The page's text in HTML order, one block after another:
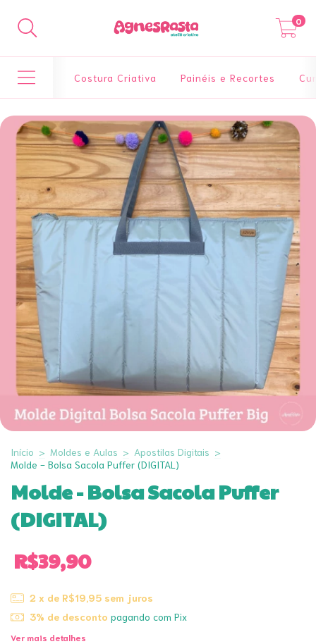
0
Costura Criativa Painéis e Recortes
Início > Moldes e Aulas > Apostilas Digitais >
Molde - Bolsa Sacola Puffer (DIGITAL)
Molde - Bolsa Sacola Puffer
(DIGITAL)
R$39,90
2 x de R$19,95 sem juros
3% de desconto pagando com Pix
Ver mais detalhes